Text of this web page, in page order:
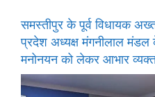
समस्तीपुर के पूर्व विधायक
प्रदेश अध्यक्ष मंगनीलाल मंडल के
मनोनयन को लेकर आभार